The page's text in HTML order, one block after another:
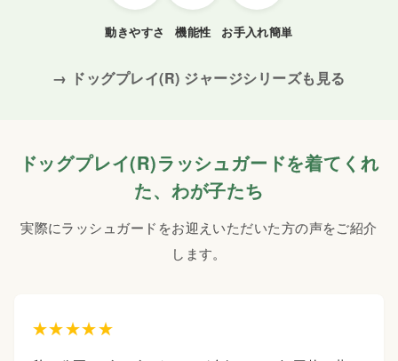
動きやすさ 機能性 お手入れ簡単
→ ドッグプレイ(R) ジャージシリーズも見る
ドッグプレイ(R)ラッシュガードを着てくれ
た、わが子たち
実際にラッシュガードをお迎えいただいた方の声をご紹介
します。
★★★★★